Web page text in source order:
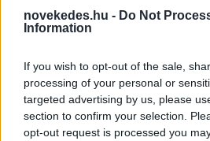
novekedes.hu - Do Not
Information
If you wish to opt-out of the sale,
processing of your personal or
targeted advertising by us, please
section to confirm your selection.
opt-out request is processed you
Háború:
ukránok
Ukrajna itt zárná le a
Megvan a végső cél
Háború: Nagyon
kiegyensúlyozó